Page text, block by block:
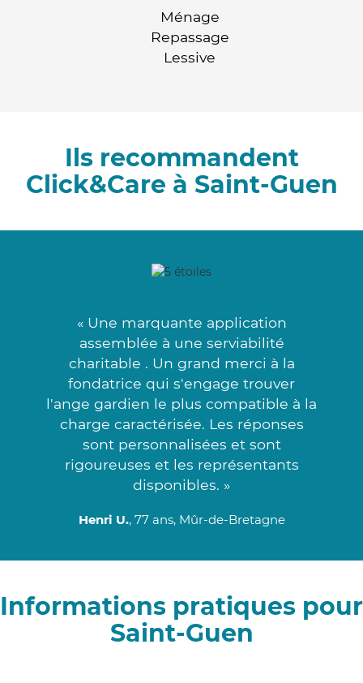
Ménage
Repassage
Lessive
Ils recommandent
Click&Care à Saint-Guen
« Une marquante application
assemblée à une serviabilité
charitable . Un grand merci à la
fondatrice qui s'engage trouver
l'ange gardien le plus compatible à la
charge caractérisée. Les réponses
sont personnalisées et sont
rigoureuses et les représentants
disponibles. »
Henri U., 77 ans, Mûr-de-Bretagne
Informations pratiques pour
Saint-Guen